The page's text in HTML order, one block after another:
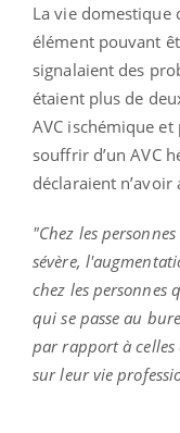
La vie domestique
élément pouvant
signalaient des
étaient plus de
AVC ischémique
souffrir d’un AVC
déclaraient
"Chez les
sévère,
chez les personnes
qui se passe au
par rapport à
sur leur vie